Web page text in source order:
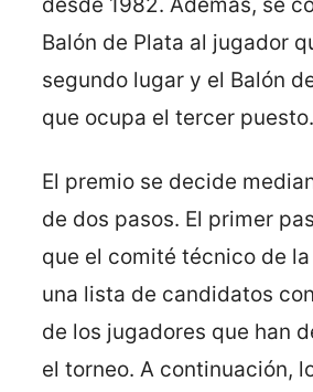
Balón de Plata al jugador
segundo lugar y el Balón
que ocupa el tercer puesto.
El premio se decide
de dos pasos. El primer
que el comité técnico de la
una lista de candidatos
de los jugadores que han
el torneo. A continuación,